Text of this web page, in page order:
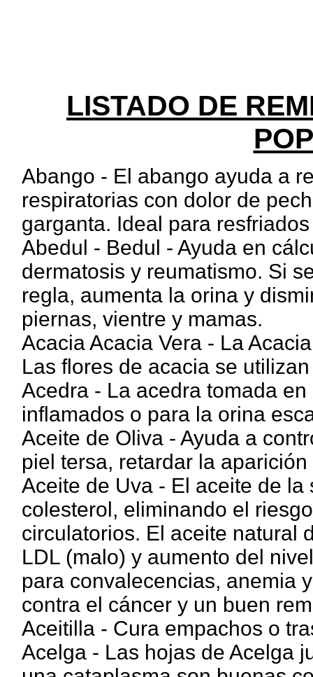
LISTADO DE
Abango - El abango ayuda a
respiratorias con dolor de
garganta. Ideal para
Abedul - Bedul - Ayuda en
dermatosis y reumatismo. Si
regla, aumenta la orina y
piernas, vientre y mamas.
Acacia Acacia Vera - La
Las flores de acacia se
Acedra - La acedra tomada
inflamados o para la orina
Aceite de Oliva - Ayuda a
piel tersa, retardar la
Aceite de Uva - El aceite de
colesterol, eliminando el
circulatorios. El aceite natural
LDL (malo) y aumento del
para convalecencias, anemia
contra el cáncer y un buen
Aceitilla - Cura empachos o
Acelga - Las hojas de Acelga